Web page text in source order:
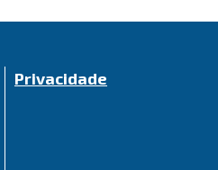
Privacidade